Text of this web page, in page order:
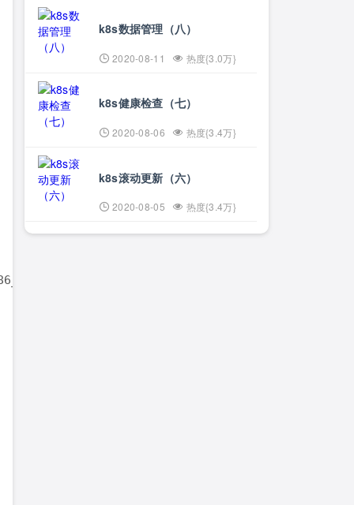
x86_64 x86_64 GNU/Linux      #重启之后的内核
k8s数据管理（八）
2020-08-11 热度{3.0万}
k8s健康检查（七）
2020-08-06 热度{3.4万}
k8s滚动更新（六）
2020-08-05 热度{3.4万}